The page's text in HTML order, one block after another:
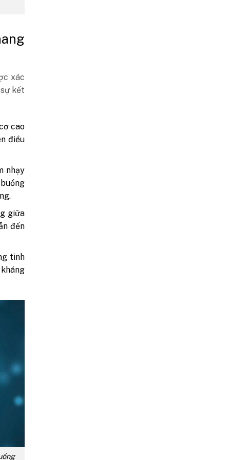
xác
kết
cao
điều
nhạy
giữa
đến
tinh